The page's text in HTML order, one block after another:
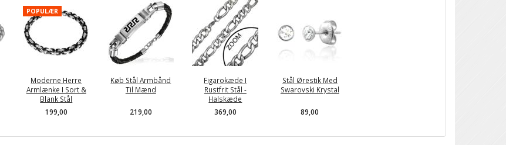
POPULÆR
Moderne Herre
Armlænke I Sort &
Blank Stål
199,00
Køb Stål Armbånd
Til Mænd
219,00
Figarokæde I
Rustfrit Stål -
Halskæde
369,00
Stål Ørestik Med
Swarovski Krystal
89,00